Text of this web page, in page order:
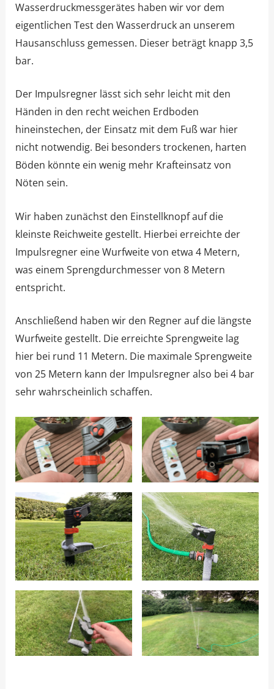
Wasserdruckmessgerätes haben wir vor dem
eigentlichen Test den Wasserdruck an unserem
Hausanschluss gemessen. Dieser beträgt knapp 3,5
bar.
Der Impulsregner lässt sich sehr leicht mit den
Händen in den recht weichen Erdboden
hineinstechen, der Einsatz mit dem Fuß war hier
nicht notwendig. Bei besonders trockenen, harten
Böden könnte ein wenig mehr Krafteinsatz von
Nöten sein.
Wir haben zunächst den Einstellknopf auf die
kleinste Reichweite gestellt. Hierbei erreichte der
Impulsregner eine Wurfweite von etwa 4 Metern,
was einem Sprengdurchmesser von 8 Metern
entspricht.
Anschließend haben wir den Regner auf die längste
Wurfweite gestellt. Die erreichte Sprengweite lag
hier bei rund 11 Metern. Die maximale Sprengweite
von 25 Metern kann der Impulsregner also bei 4 bar
sehr wahrscheinlich schaffen.